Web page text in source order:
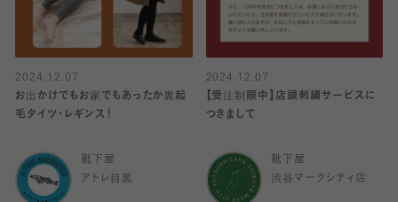
2024.12.07
お出かけでもお家でもあったか裏起
毛タイツ・レギンス！
靴下屋
アトレ目黒
2024.12.07
【受注制限中】店頭刺繍サービスに
つきまして
靴下屋
渋谷マークシティ店